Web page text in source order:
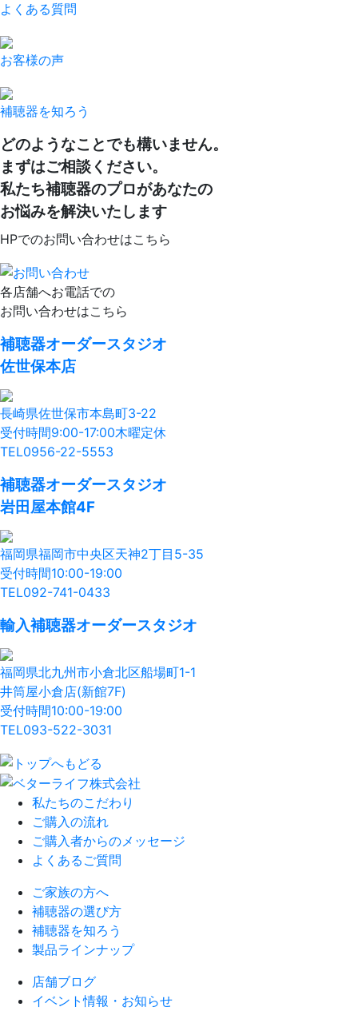
よくある質問
お客様の声
補聴器を知ろう
どのようなことでも構いません。
まずはご相談ください。
私たち補聴器のプロがあなたの
お悩みを解決いたします
HPでのお問い合わせはこちら
各店舗へお電話での
お問い合わせはこちら
補聴器オーダースタジオ
佐世保本店
長崎県佐世保市本島町3-22
受付時間9:00-17:00木曜定休
TEL0956-22-5553
補聴器オーダースタジオ
岩田屋本館4F
福岡県福岡市中央区天神2丁目5-35
受付時間10:00-19:00
TEL092-741-0433
輸入補聴器オーダースタジオ
福岡県北九州市小倉北区船場町1-1
井筒屋小倉店(新館7F)
受付時間10:00-19:00
TEL093-522-3031
私たちのこだわり
ご購入の流れ
ご購入者からのメッセージ
よくあるご質問
ご家族の方へ
補聴器の選び方
補聴器を知ろう
製品ラインナップ
店舗ブログ
イベント情報・お知らせ